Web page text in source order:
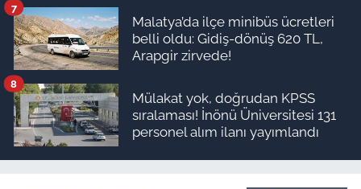
Malatya’da ilçe minibüs ücretleri
belli oldu: Gidiş-dönüş 620 TL,
Arapgir zirvede!
7
Mülakat yok, doğrudan KPSS
sıralaması! İnönü Üniversitesi 131
personel alım ilanı yayımlandı
8